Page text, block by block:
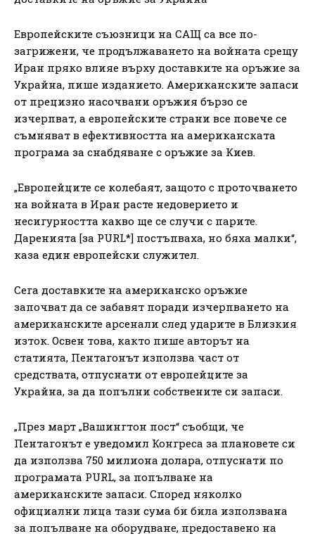
Европейските съюзници на САЩ са все по-
загрижени, че продължаването на войната срещу
Иран пряко влияе върху доставките на оръжие за
Украйна, пише изданието. Американските запаси
от прецизно насочвани оръжия бързо се
изчерпват, а европейските страни все повече се
съмняват в ефективността на американската
програма за снабдяване с оръжие за Киев.
„Европейците се колебаят, защото с проточването
на войната в Иран расте недоверието и
несигурността какво ще се случи с парите.
Даренията [за PURL*] постъпваха, но бяха малки“,
каза един европейски служител.
Сега доставките на американско оръжие
започват да се забавят поради изчерпването на
американските арсенали след ударите в Близкия
изток. Освен това, както пише авторът на
статията, Пентагонът използва част от
средствата, отпуснати от европейците за
Украйна, за да попълни собствените си запаси.
„През март „Вашингтон пост“ съобщи, че
Пентагонът е уведомил Конгреса за плановете си
да използва 750 милиона долара, отпуснати по
програмата PURL, за попълване на
американските запаси. Според няколко
официални лица тази сума би била използвана
за попълване на оборудване, предоставено на